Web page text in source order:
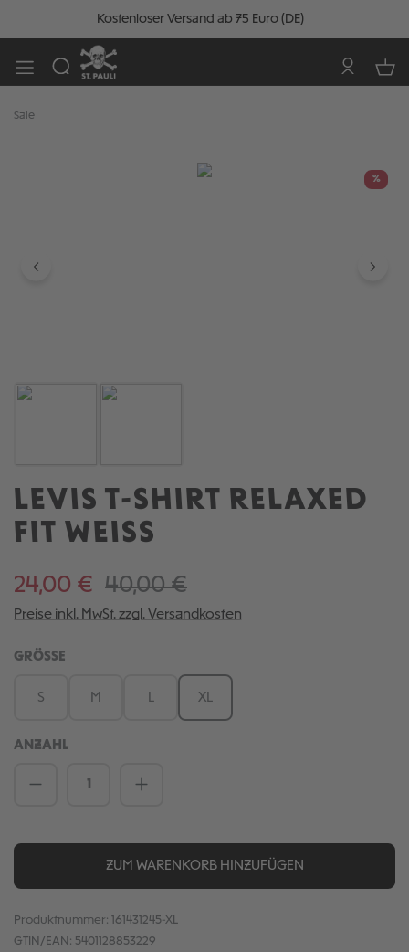
Kostenloser Versand ab 75 Euro (DE)
Sale
%
LEVIS T-SHIRT RELAXED
FIT WEISS
24,00 € 40,00 €
Preise inkl. MwSt. zzgl. Versandkosten
GRÖSSE
S M XL
ANZAHL
Produkt Anzahl: Gib den gewünschten
ZUM WARENKORB HINZUFÜGEN
Produktnummer:
161431245-XL
GTIN/EAN: 5401128853229